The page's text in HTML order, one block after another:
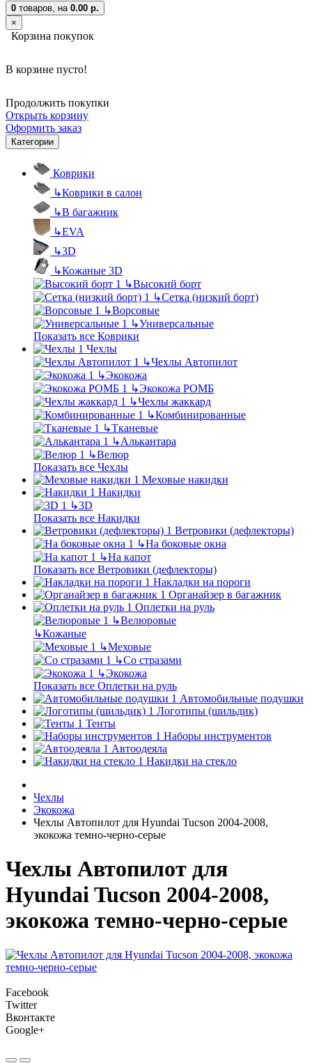
0 товаров, на 0.00 р.
×
Корзина покупок
В корзине пусто!
Продолжить покупки
Открыть корзину
Оформить заказ
Категории
Коврики
↳Коврики в салон
↳В багажник
↳EVA
↳3D
↳Кожаные 3D
↳Высокий борт
↳Сетка (низкий борт)
↳Ворсовые
↳Универсальные
Показать все Коврики
Чехлы
↳Чехлы Автопилот
↳Экокожа
↳Экокожа РОМБ
↳Чехлы жаккард
↳Комбинированные
↳Тканевые
↳Алькантара
↳Велюр
Показать все Чехлы
Меховые накидки
Накидки
↳3D
Показать все Накидки
Ветровики (дефлекторы)
↳На боковые окна
↳На капот
Показать все Ветровики (дефлекторы)
Накладки на пороги
Органайзер в багажник
Оплетки на руль
↳Велюровые
↳Кожаные
↳Меховые
↳Со стразами
↳Экокожа
Показать все Оплетки на руль
Автомобильные подушки
Логотипы (шильдик)
Тенты
Наборы инструментов
Автоодеяла
Накидки на стекло
Чехлы
Экокожа
Чехлы Автопилот для Hyundai Tucson 2004-2008,
экокожа темно-черно-серые
Чехлы Автопилот для
Hyundai Tucson 2004-2008,
экокожа темно-черно-серые
Facebook
Twitter
Вконтакте
Google+